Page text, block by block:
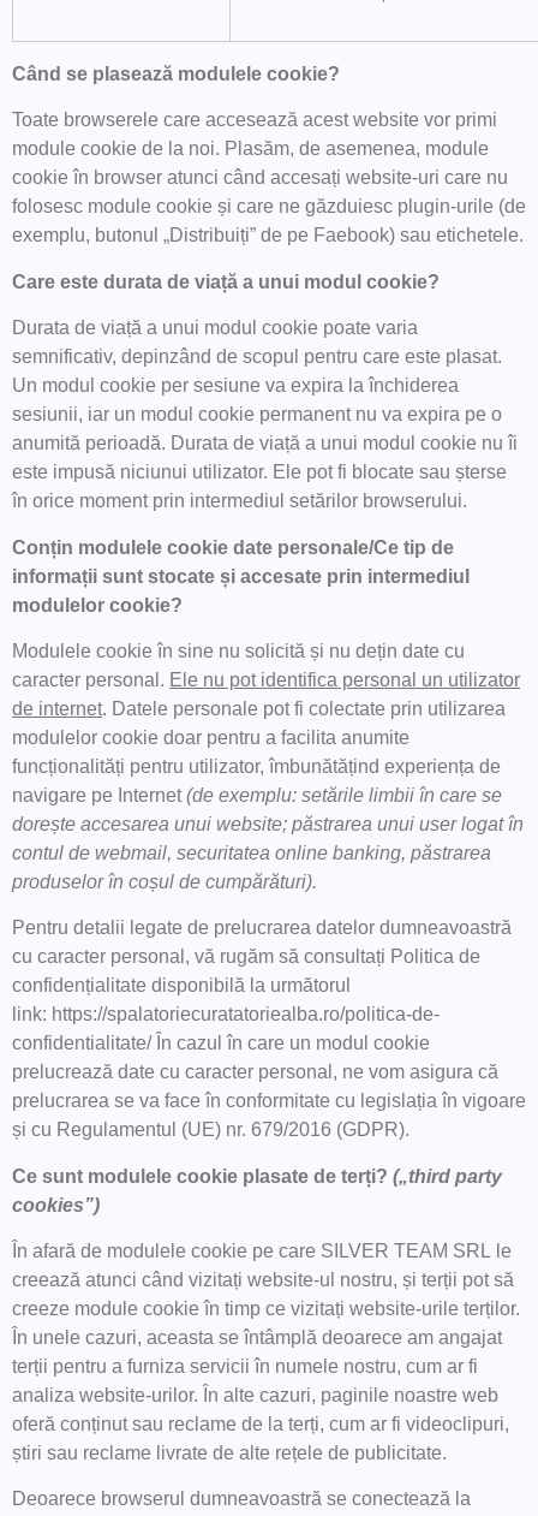
Când se plasează modulele cookie?
Toate browserele care accesează acest website vor primi
module cookie de la noi. Plasăm, de asemenea, module
cookie în browser atunci când accesați website-uri care nu
folosesc module cookie și care ne găzduiesc plugin-urile (de
exemplu, butonul „Distribuiți” de pe Faebook) sau etichetele.
Care este durata de viață a unui modul cookie?
Durata de viață a unui modul cookie poate varia
semnificativ, depinzând de scopul pentru care este plasat.
Un modul cookie per sesiune va expira la închiderea
sesiunii, iar un modul cookie permanent nu va expira pe o
anumită perioadă. Durata de viață a unui modul cookie nu îi
este impusă niciunui utilizator. Ele pot fi blocate sau șterse
în orice moment prin intermediul setărilor browserului.
Conțin modulele cookie date personale/Ce tip de
informații sunt stocate și accesate prin intermediul
modulelor cookie?
Modulele cookie în sine nu solicită și nu dețin date cu
caracter personal. Ele nu pot identifica personal un utilizator
de internet. Datele personale pot fi colectate prin utilizarea
modulelor cookie doar pentru a facilita anumite
funcționalități pentru utilizator, îmbunătățind experiența de
navigare pe Internet(de exemplu: setările limbii în care se
dorește accesarea unui website; păstrarea unui user logat în
contul de webmail, securitatea online banking, păstrarea
produselor în coșul de cumpărături).
Pentru detalii legate de prelucrarea datelor dumneavoastră
cu caracter personal, vă rugăm să consultați Politica de
confidențialitate disponibilă la următorul
link: https://spalatoriecuratatoriealba.ro/politica-de-
confidentialitate/ În cazul în care un modul cookie
prelucrează date cu caracter personal, ne vom asigura că
prelucrarea se va face în conformitate cu legislația în vigoare
și cu Regulamentul (UE) nr. 679/2016 (GDPR).
Ce sunt modulele cookie plasate de terți? („third party
cookies”)
În afară de modulele cookie pe care SILVER TEAM SRL le
creează atunci când vizitați website-ul nostru, și terții pot să
creeze module cookie în timp ce vizitați website-urile terților.
În unele cazuri, aceasta se întâmplă deoarece am angajat
terții pentru a furniza servicii în numele nostru, cum ar fi
analiza website-urilor. În alte cazuri, paginile noastre web
oferă conținut sau reclame de la terți, cum ar fi videoclipuri,
știri sau reclame livrate de alte rețele de publicitate.
Deoarece browserul dumneavoastră se conectează la